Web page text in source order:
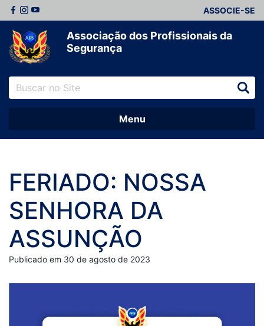
ASSOCIE-SE
Associação dos Profissionais da
Segurança
Menu
FERIADO: NOSSA
SENHORA DA
ASSUNÇÃO
Publicado em 30 de agosto de 2023